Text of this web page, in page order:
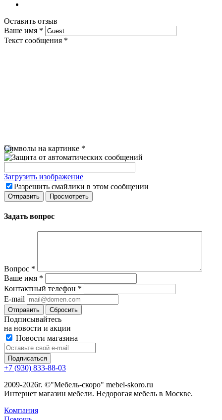
Оставить отзыв
Ваше имя *
Текст сообщения *
Символы на картинке *
Загрузить изображение
Разрешить смайлики в этом сообщении
Задать вопрос
Вопрос *
Ваше имя *
Контактный телефон *
E-mail
Сбросить
Подписывайтесь
на новости и акции
Новости магазина
+7 (930) 833-88-03
2009-2026г. ©"Мебель-скоро" mebel-skoro.ru
Интернет магазин мебели. Недорогая мебель в Москве.
Компания